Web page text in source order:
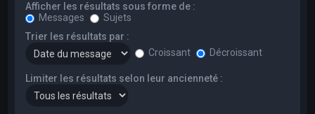
Afficher les résultats sous forme de :
Messages
Sujets
Trier les résultats par :
Croissant
Décroissant
Limiter les résultats selon leur ancienneté :